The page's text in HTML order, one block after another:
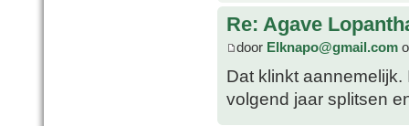
Re: Agave
door Elknapo@gmail.com
Dat klinkt
volgend jaar splitsen